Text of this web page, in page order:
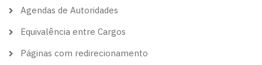
Agendas de Autoridades
Equivalência entre Cargos
Páginas com redirecionamento